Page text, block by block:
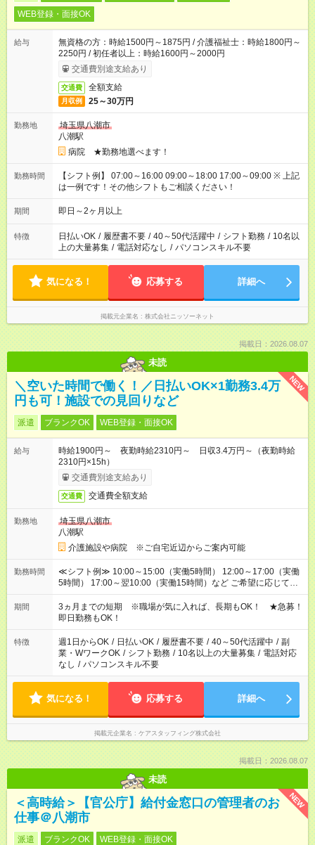
WEB登録・面接OK
給与
無資格の方：時給1500円～1875円 / 介護福祉士：時給1800円～
2250円 / 初任者以上：時給1600円～2000円
交通費別途支給あり
交通費 全額支給
月収例 25～30万円
勤務地
埼玉県八潮市
八潮駅
病院 ★勤務地選べます！
勤務時間
【シフト例】 07:00～16:00 09:00～18:00 17:00～09:00 ※ 上記
は一例です！その他シフトもご相談ください！
期間 即日～2ヶ月以上
特徴 日払いOK / 履歴書不要 / 40～50代活躍中 / シフト勤務 / 10名以
上の大量募集 / 電話対応なし / パソコンスキル不要
気になる！ 応募する 詳細へ
掲載元企業名 株式会社ニッソーネット
掲載日：2026.08.07
未読
NEW
＼空いた時間で働く！／日払いOK×1勤務3.4万
円も可！施設での見回りなど
派遣 ブランクOK WEB登録・面接OK
給与
時給1900円～ 夜勤時給2310円～ 日収3.4万円～（夜勤時給
2310円×15h）
交通費別途支給あり
交通費 交通費全額支給
勤務地
埼玉県八潮市
八潮駅
介護施設や病院 ※ご自宅近辺からご案内可能
勤務時間
≪シフト例≫ 10:00～15:00（実働5時間） 12:00～17:00（実働
5時間） 17:00～翌10:00（実働15時間）など ご希望に応じて、
働く時間は調整できます！ お気軽に担当へ相談ください！
期間
3ヵ月までの短期 ※職場が気に入れば、長期もOK！ ★急募！
即日勤務もOK！
特徴 週1日からOK / 日払いOK / 履歴書不要 / 40～50代活躍中 / 副
業・WワークOK / シフト勤務 / 10名以上の大量募集 / 電話対応
なし / パソコンスキル不要
気になる！ 応募する 詳細へ
掲載元企業名 ケアスタッフィング株式会社
掲載日：2026.08.07
未読
NEW
＜高時給＞【官公庁】給付金窓口の管理者のお
仕事＠八潮市
派遣 ブランクOK WEB登録・面接OK